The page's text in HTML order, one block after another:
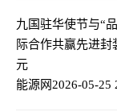
九国驻华使节与“
际合作共赢先进封
元
能源网2026-05-25